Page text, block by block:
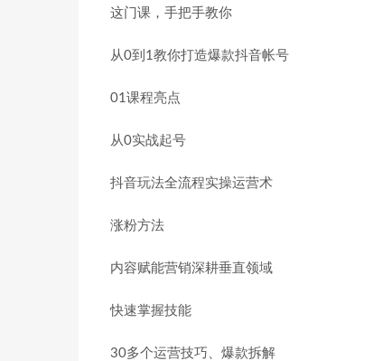
这门课，手把手教你
从0到1教你打造爆款抖音帐号
01课程亮点
从0实战起号
抖音玩法全流程实操运营术
涨粉方法
内容赋能营销深耕垂直领域
快速掌握技能
30多个运营技巧、爆款拆解